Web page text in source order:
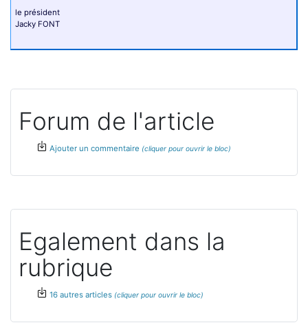
le président
Jacky FONT
Forum de l'article
Ajouter un commentaire
Egalement dans la
rubrique
16 autres articles